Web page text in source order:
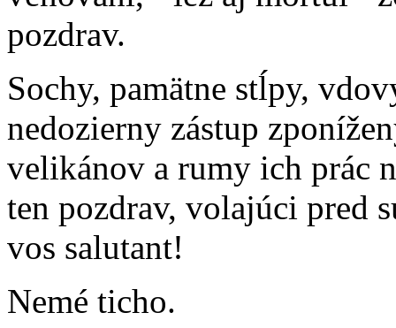
pozdrav.
Sochy, pamätne stĺpy,
nedozierny zástup
velikánov a rumy ich prác
ten pozdrav, volajúci pred
vos salutant!
Nemé ticho.